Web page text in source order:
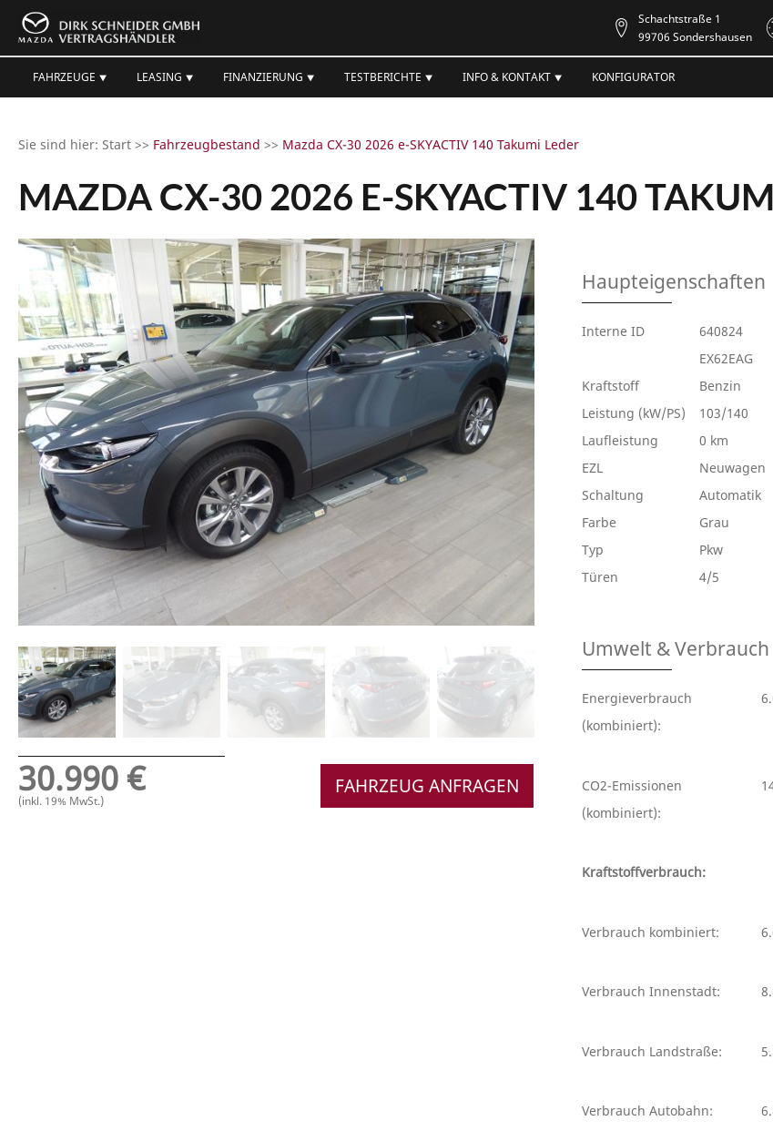
Schachtstraße 1
99706 Sondershausen
FAHRZEUGE ⯆ LEASING ⯆ FINANZIERUNG ⯆ TESTBERICHTE ⯆ INFO & KONTAKT ⯆ KONFIGURATOR
Sie sind hier: Start >> Fahrzeugbestand >> Mazda CX-30 2026 e-SKYACTIV 140 Takumi Leder
MAZDA CX-30 2026 E-SKYACTIV 140
30.990 €
(inkl. 19% MwSt.)
FAHRZEUG ANFRAGEN
Haupteigenschaften
Interne ID
640824
EX62EAG
Kraftstoff
Benzin
Leistung (kW/PS)
103/140
Laufleistung
0 km
EZL
Neuwagen
Schaltung
Automatik
Farbe
Grau
Typ
Pkw
Türen
4/5
Umwelt & Verbrauch
Energieverbrauch
(kombiniert):
CO2-Emissionen
(kombiniert):
Kraftstoffverbrauch:
Verbrauch kombiniert:
Verbrauch Innenstadt:
Verbrauch Landstraße:
Verbrauch Autobahn: